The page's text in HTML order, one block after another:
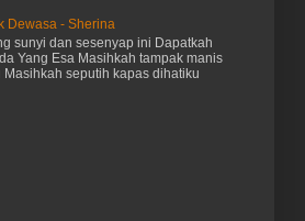
Dewasa - Sherina
sunyi dan sesenyap ini Dapatkah
Yang Esa Masihkah tampak manis
Masihkah seputih kapas dihatiku